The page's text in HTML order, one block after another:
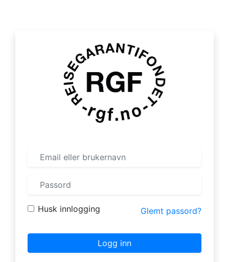
Husk innlogging Glemt passord?
Logg inn